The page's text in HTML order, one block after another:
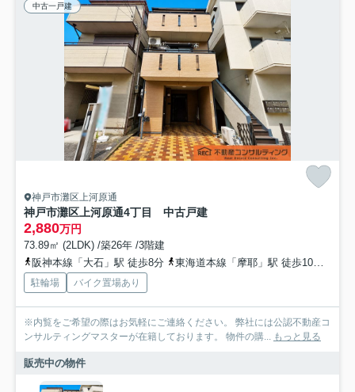
中古一戸建
神戸市灘区上河原通
神戸市灘区上河原通4丁目 中古戸建
2,880万円
73.89㎡ (2LDK) /築26年 /3階建
阪神本線「大石」駅 徒歩8分
東海道本線「摩耶」駅 徒歩10分
駐輪場 バイク置場あり
※内覧をご希望の際はお気軽にご連絡ください。 弊社には公認不動産コ
ンサルティングマスターが在籍しております。 物件の購...
もっと見る
販売中の物件